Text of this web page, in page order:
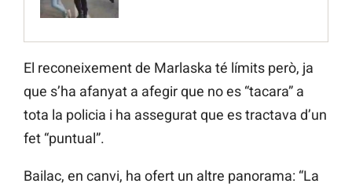
El reconeixement de Marlaska té límits però, ja
que s’ha afanyat a afegir que no es “tacara” a
tota la policia i ha assegurat que es tractava d’un
fet “puntual”.
Bailac, en canvi, ha ofert un altre panorama: “La